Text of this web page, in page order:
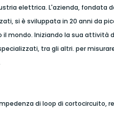
elettrica. L'azienda,
si è sviluppata in 20 anni da
mondo. Iniziando la sua
tra gli altri. per
di loop di cortocircuito,